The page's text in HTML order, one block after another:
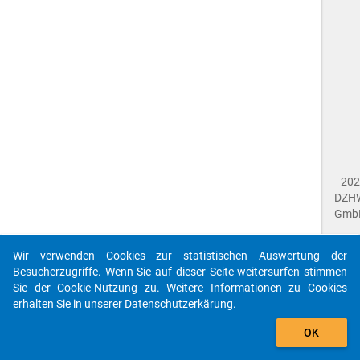
Wir verwenden Cookies zur statistischen Auswertung der
Besucherzugriffe. Wenn Sie auf dieser Seite weitersurfen stimmen
Sie der Cookie-Nutzung zu. Weitere Informationen zu Cookies
erhalten Sie in unserer Datenschutzerkärung.
OK